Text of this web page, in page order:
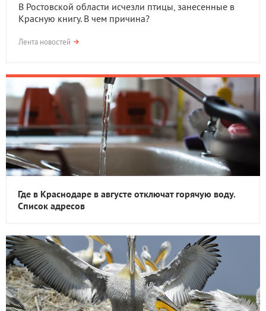
В Ростовской области исчезли птицы, занесенные в
Красную книгу. В чем причина?
Лента новостей
Где в Краснодаре в августе отключат горячую воду.
Список адресов